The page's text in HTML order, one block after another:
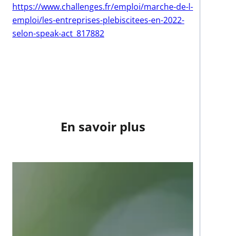
https://www.challenges.fr/emploi/marche-de-l-
emploi/les-entreprises-plebiscitees-en-2022-
selon-speak-act_817882
En savoir plus